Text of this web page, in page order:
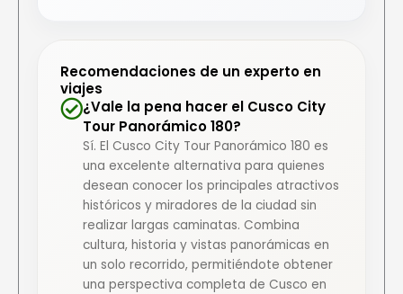
Recomendaciones de un experto en
viajes
¿Vale la pena hacer el Cusco City
Tour Panorámico 180?
Sí. El Cusco City Tour Panorámico 180 es
una excelente alternativa para quienes
desean conocer los principales atractivos
históricos y miradores de la ciudad sin
realizar largas caminatas. Combina
cultura, historia y vistas panorámicas en
un solo recorrido, permitiéndote obtener
una perspectiva completa de Cusco en